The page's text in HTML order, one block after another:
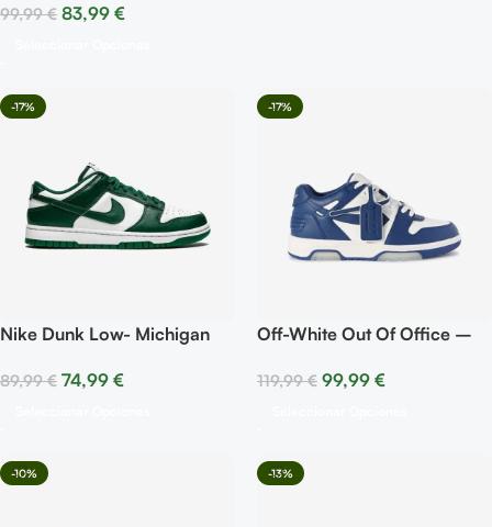
99,99€ 83,99 €
-17%
Nike Dunk Low- Michigan
89,99€ 74,99 €
-17%
Off-White Out Of Office –
119,99€ 99,99 €
-10% -13%